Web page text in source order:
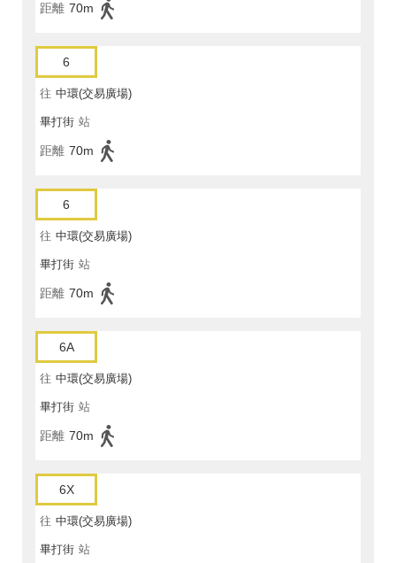
距離 70m
6
往 中環(交易廣場)
畢打街 站
距離 70m
6
往 中環(交易廣場)
畢打街 站
距離 70m
6A
往 中環(交易廣場)
畢打街 站
距離 70m
6X
往 中環(交易廣場)
畢打街 站